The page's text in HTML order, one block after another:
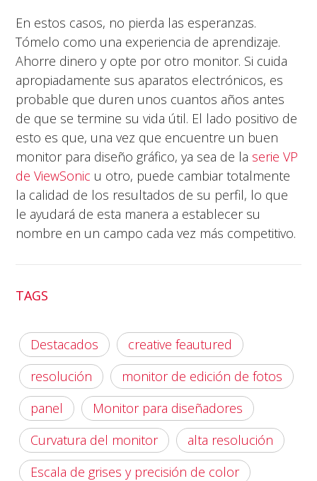
En estos casos, no pierda las esperanzas.
Tómelo como una experiencia de aprendizaje.
Ahorre dinero y opte por otro monitor. Si cuida
apropiadamente sus aparatos electrónicos, es
probable que duren unos cuantos años antes
de que se termine su vida útil. El lado positivo de
esto es que, una vez que encuentre un buen
monitor para diseño gráfico, ya sea de la serie VP
de ViewSonic u otro, puede cambiar totalmente
la calidad de los resultados de su perfil, lo que
le ayudará de esta manera a establecer su
nombre en un campo cada vez más competitivo.
TAGS
Destacados
creative feautured
resolución
monitor de edición de fotos
panel
Monitor para diseñadores
Curvatura del monitor
alta resolución
Escala de grises y precisión de color